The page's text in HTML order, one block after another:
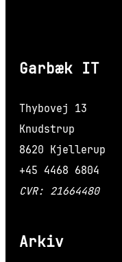
Garbæk IT
Thybovej 13
Knudstrup
8620 Kjellerup
+45 4468 6804
CVR: 21664480
Arkiv